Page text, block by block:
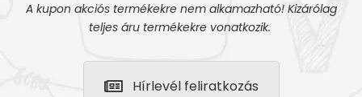
A kupon akciós termékekre nem alkamazható! Kizárólag
teljes áru termékekre vonatkozik.
Hírlevél feliratkozás